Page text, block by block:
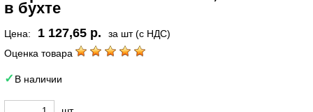
в бухте
Цена: 1 127,65 р.
за шт (с НДС)
Оценка товара
В наличии